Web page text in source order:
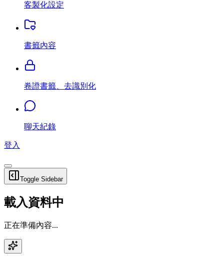
客製化設定
書籤內容
卷證書籤、去識別化
聊天紀錄
登入
Toggle Sidebar
載入資料中
正在準備內容...